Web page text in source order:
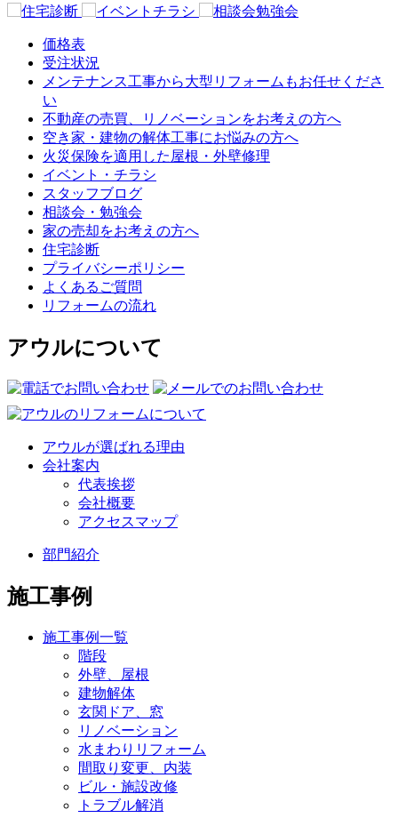
価格表
受注状況
メンテナンス工事から大型リフォームもお任せくださ
い
不動産の売買、リノベーションをお考えの方へ
空き家・建物の解体工事にお悩みの方へ
火災保険を適用した屋根・外壁修理
イベント・チラシ
スタッフブログ
相談会・勉強会
家の売却をお考えの方へ
住宅診断
プライバシーポリシー
よくあるご質問
リフォームの流れ
アウルについて
アウルが選ばれる理由
会社案内
代表挨拶
会社概要
アクセスマップ
部門紹介
施工事例
施工事例一覧
階段
外壁、屋根
建物解体
玄関ドア、窓
リノベーション
水まわりリフォーム
間取り変更、内装
ビル・施設改修
トラブル解消